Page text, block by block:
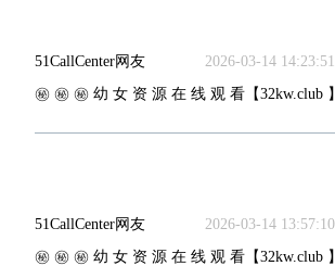
51CallCenter网友
2026-03-14 14:23:51
㊙️ ㊙️ ㊙️ 幼 女 资 源 在 线 观 看【32kw.club
51CallCenter网友
2026-03-14 13:57:10
㊙️ ㊙️ ㊙️ 幼 女 资 源 在 线 观 看【32kw.club